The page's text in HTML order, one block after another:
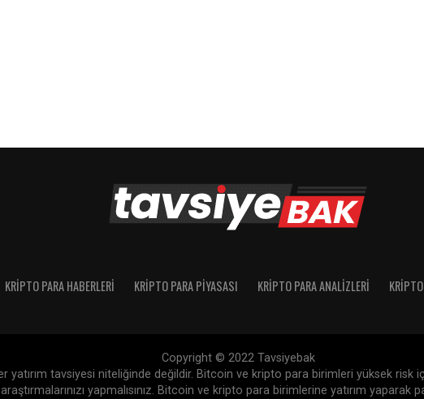
KRIPTO PARA HABERLERI KRIPTO PARA PIYASASI KRIPTO PARA ANALIZLERI
Copyright © 2022 Tavsiyebak
yatırım tavsiyesi niteliğinde değildir. Bitcoin ve kripto para birimleri yüksek risk
yapmalısınız. Bitcoin ve kripto para birimlerine yatırım yaparak